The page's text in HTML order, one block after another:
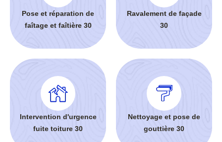
Pose et réparation de
faîtage et faîtière 30
Ravalement de façade
30
Intervention d'urgence
fuite toiture 30
Nettoyage et pose de
gouttière 30